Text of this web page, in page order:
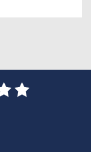
Stars
5
Stars